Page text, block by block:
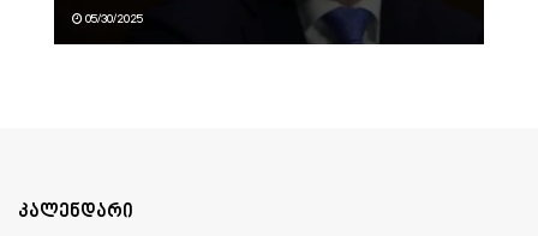
05/30/2025
კალენდარი